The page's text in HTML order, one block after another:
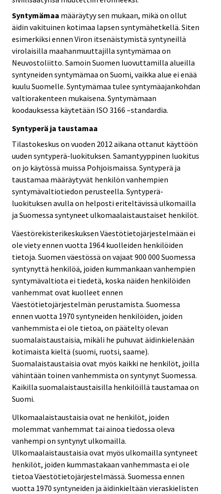
Syntymämaa määräytyy sen mukaan, mikä on ollut
äidin vakituinen kotimaa lapsen syntymähetkellä. Siten
esimerkiksi ennen Viron itsenäistymistä syntyneillä
virolaisilla maahanmuuttajilla syntymämaa on
Neuvostoliitto. Samoin Suomen luovuttamilla alueilla
syntyneiden syntymämaa on Suomi, vaikka alue ei enää
kuulu Suomelle. Syntymämaa tulee syntymäajankohdan
valtiorakenteen mukaisena. Syntymämaan
koodauksessa käytetään ISO 3166 –standardia.
Syntyperä ja taustamaa
Tilastokeskus on vuoden 2012 aikana ottanut käyttöön
uuden syntyperä-luokituksen. Samantyyppinen luokitus
on jo käytössä muissa Pohjoismaissa. Syntyperä ja
taustamaa määräytyvät henkilön vanhempien
syntymävaltiotiedon perusteella. Syntyperä-
luokituksen avulla on helposti eriteltävissä ulkomailla
ja Suomessa syntyneet ulkomaalaistaustaiset henkilöt.
Väestörekisterikeskuksen Väestötietojärjestelmään ei
ole viety ennen vuotta 1964 kuolleiden henkilöiden
tietoja. Suomen väestössä on vajaat 900 000 Suomessa
syntynyttä henkilöä, joiden kummankaan vanhempien
syntymävaltiota ei tiedetä, koska näiden henkilöiden
vanhemmat ovat kuolleet ennen
Väestötietojärjestelmän perustamista. Suomessa
ennen vuotta 1970 syntyneiden henkilöiden, joiden
vanhemmista ei ole tietoa, on päätelty olevan
suomalaistaustaisia, mikäli he puhuvat äidinkielenään
kotimaista kieltä (suomi, ruotsi, saame).
Suomalaistaustaisia ovat myös kaikki ne henkilöt, joilla
vähintään toinen vanhemmista on syntynyt Suomessa.
Kaikilla suomalaistaustaisilla henkilöillä taustamaa on
Suomi.
Ulkomaalaistaustaisia ovat ne henkilöt, joiden
molemmat vanhemmat tai ainoa tiedossa oleva
vanhempi on syntynyt ulkomailla.
Ulkomaalaistaustaisia ovat myös ulkomailla syntyneet
henkilöt, joiden kummastakaan vanhemmasta ei ole
tietoa Väestötietojärjestelmässä. Suomessa ennen
vuotta 1970 syntyneiden ja äidinkieltään vieraskielisten